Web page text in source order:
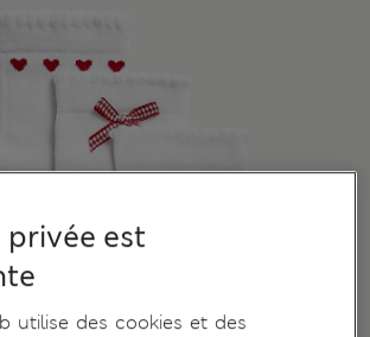
est
utilise des cookies et des